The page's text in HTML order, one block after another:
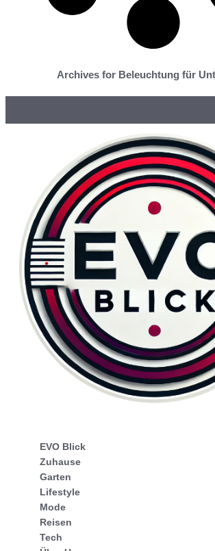
Archives for Beleuchtung für
EVO Blick
Zuhause
Garten
Lifestyle
Mode
Reisen
Tech